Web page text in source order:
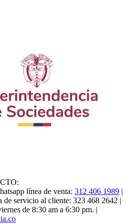
línea de venta: 312 406 1989 |
de servicio al cliente: 323 468 2642 |
de 8:30 am a 6:30 pm. |